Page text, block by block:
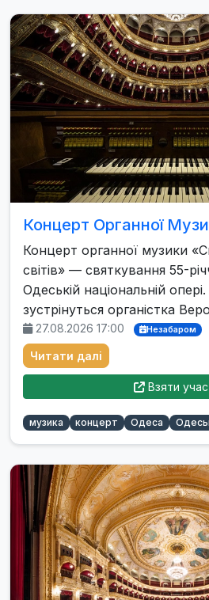
Концерт Органної
Концерт органної музики
світів» — святкування 55-
Одеській національній
зустрінуться органістка
27.08.2026 17:00 Незабаром
Читати далі
Взяти
музика концерт Одеса